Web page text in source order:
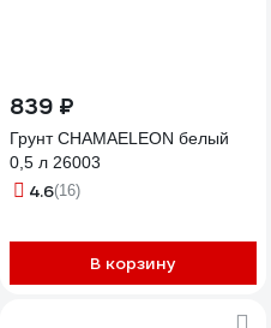
839 ₽
Грунт CHAMAELEON белый
0,5 л 26003
4.6(16)
В корзину